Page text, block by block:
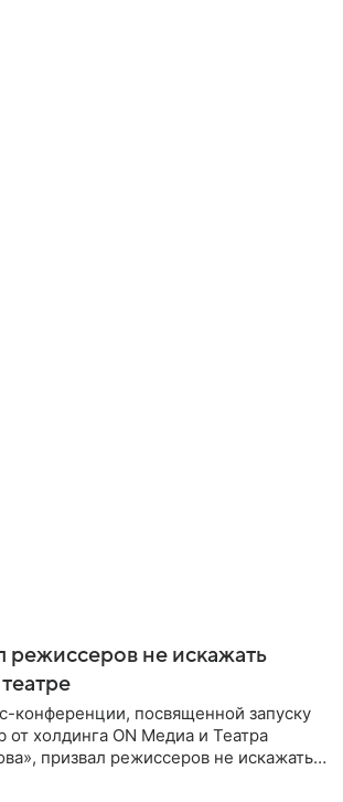
режиссеров не искажать
конференции, посвященной запуску
от холдинга ON Медиа и Театра
призвал режиссеров не искажать